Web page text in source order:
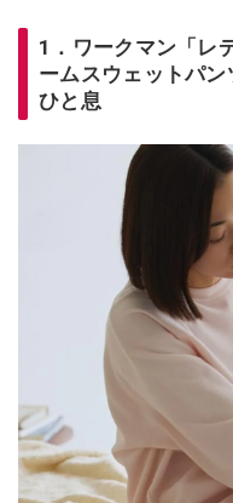
1．ワークマン「レ
ームスウェットパ
ひと息